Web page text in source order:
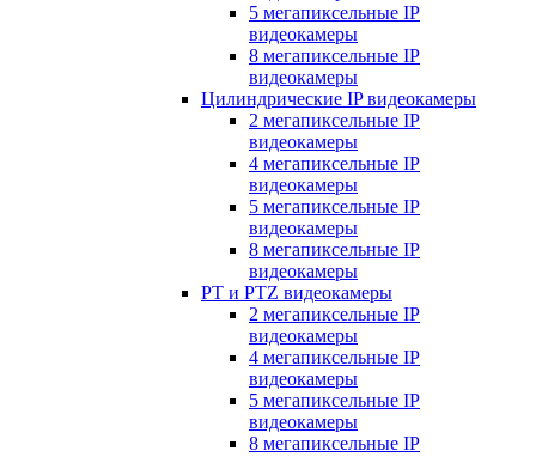
5 мегапиксельные IP
видеокамеры
8 мегапиксельные IP
видеокамеры
Цилиндрические IP видеокамеры
2 мегапиксельные IP
видеокамеры
4 мегапиксельные IP
видеокамеры
5 мегапиксельные IP
видеокамеры
8 мегапиксельные IP
видеокамеры
PT и PTZ видеокамеры
2 мегапиксельные IP
видеокамеры
4 мегапиксельные IP
видеокамеры
5 мегапиксельные IP
видеокамеры
8 мегапиксельные IP